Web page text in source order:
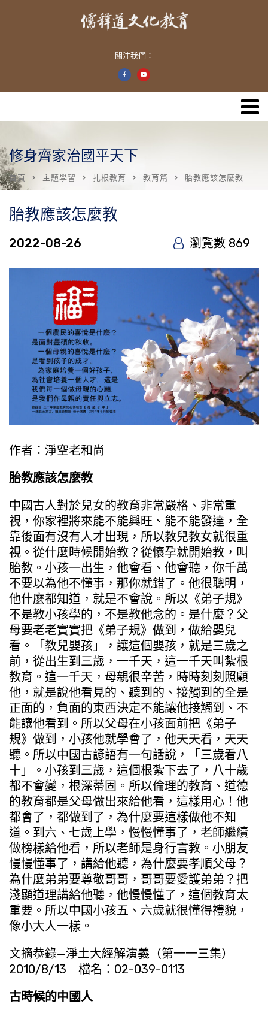
關注我們：
修身齊家治國平天下
首頁 主題學習 扎根教育 教育篇 胎教應該怎麼教
胎教應該怎麼教
2022-08-26 瀏覽數 869
作者：淨空老和尚
胎教應該怎麼教
中國古人對於兒女的教育非常嚴格、非常重
視，你家裡將來能不能興旺、能不能發達，全
靠後面有沒有人才出現，所以教兒教女就很重
視。從什麼時候開始教？從懷孕就開始教，叫
胎教。小孩一出生，他會看、他會聽，你千萬
不要以為他不懂事，那你就錯了。他很聰明，
他什麼都知道，就是不會說。所以《弟子規》
不是教小孩學的，不是教他念的。是什麼？父
母要老老實實把《弟子規》做到，做給嬰兒
看。「教兒嬰孩」，讓這個嬰孩，就是三歲之
前，從出生到三歲，一千天，這一千天叫紮根
教育。這一千天，母親很辛苦，時時刻刻照顧
他，就是說他看見的、聽到的、接觸到的全是
正面的，負面的東西決定不能讓他接觸到、不
能讓他看到。所以父母在小孩面前把《弟子
規》做到，小孩他就學會了，他天天看，天天
聽。所以中國古諺語有一句話說，「三歲看八
十」。小孩到三歲，這個根紮下去了，八十歲
都不會變，根深蒂固。所以倫理的教育、道德
的教育都是父母做出來給他看，這樣用心！他
都會了，都做到了，為什麼要這樣做他不知
道。到六、七歲上學，慢慢懂事了，老師繼續
做榜樣給他看，所以老師是身行言教。小朋友
慢慢懂事了，講給他聽，為什麼要孝順父母？
為什麼弟弟要尊敬哥哥，哥哥要愛護弟弟？把
淺顯道理講給他聽，他慢慢懂了，這個教育太
重要。所以中國小孩五、六歲就很懂得禮貌，
像小大人一樣。
文摘恭錄—淨土大經解演義（第一一三集）
2010/8/13 檔名：02-039-0113
古時候的中國人